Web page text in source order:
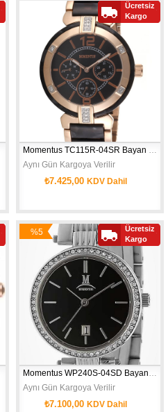
Aynı Gün Kargoya Verilir
₺7.425,00 KDV Dahil
Ücretsiz
Kargo
Aynı Gün Kargoya Verilir
₺7.100,00 KDV Dahil
%5
Ücretsiz
Kargo